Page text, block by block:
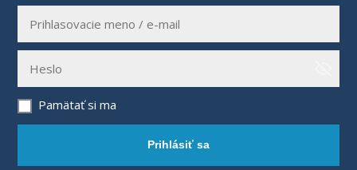
Pamätať si ma
Prihlásiť sa